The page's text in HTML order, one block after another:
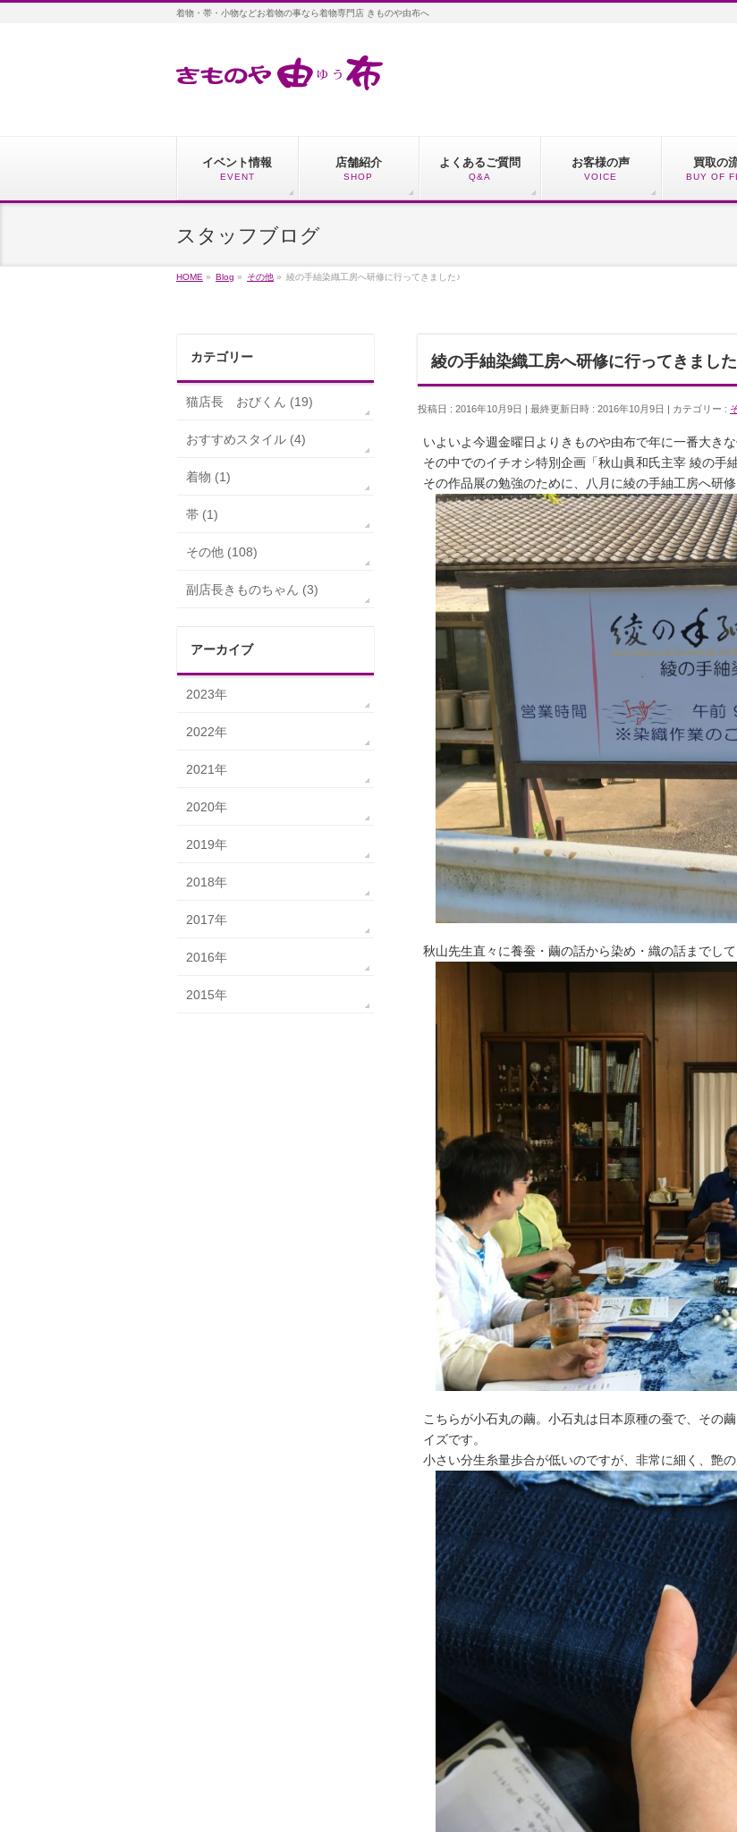
着物・帯・小物などお着物の事なら着物専門店 きものや由布へ
イベント情報
EVENT
店舗紹介
SHOP
よくあるご質問
Q&A
お客様の声
VOICE
買取の
BUY OF
スタッフブログ
HOME » Blog » その他 » 綾の手紬染織工房へ研修に行ってきました♪
綾の手紬染織工房へ研修に行ってきまし
投稿日 : 2016年10月9日 最終更新日時 : 2016年10月9日 カテゴリー :
いよいよ今週金曜日よりきものや由布で年に一番大きな
その中でのイチオシ特別企画「秋山眞和氏主宰 綾の手
その作品展の勉強のために、八月に綾の手紬工房へ研
秋山先生直々に養蚕・繭の話から染め・織の話までし
こちらが小石丸の繭。小石丸は日本原種の蚕で、その
イズです。
小さい分生糸量歩合が低いのですが、非常に細く、艶
カテゴリー
猫店長 おびくん (19)
おすすめスタイル (4)
着物 (1)
帯 (1)
その他 (108)
副店長きものちゃん (3)
アーカイブ
2023年
2022年
2021年
2020年
2019年
2018年
2017年
2016年
2015年